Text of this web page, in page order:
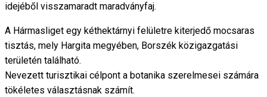
idejéből visszamaradt maradványfaj.
A Hármasliget egy kéthektárnyi felületre kiterjedő mocsaras
tisztás, mely Hargita megyében, Borszék közigazgatási
területén található.
Nevezett turisztikai célpont a botanika szerelmesei számára
tökéletes választásnak számít.